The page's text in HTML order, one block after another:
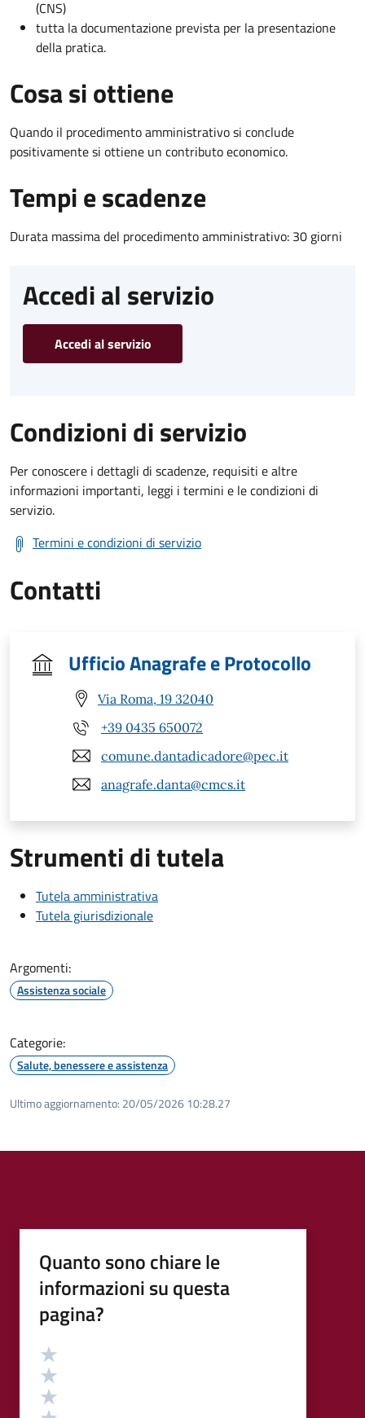
(CNS)
tutta la documentazione prevista per la presentazione
della pratica.
Cosa si ottiene
Quando il procedimento amministrativo si conclude
positivamente si ottiene un contributo economico.
Tempi e scadenze
Durata massima del procedimento amministrativo: 30 giorni
Accedi al servizio
Accedi al servizio
Condizioni di servizio
Per conoscere i dettagli di scadenze, requisiti e altre
informazioni importanti, leggi i termini e le condizioni di
servizio.
Termini e condizioni di servizio
Contatti
Ufficio Anagrafe e Protocollo
Via Roma, 19 32040
+39 0435 650072
comune.dantadicadore@pec.it
anagrafe.danta@cmcs.it
Strumenti di tutela
Tutela amministrativa
Tutela giurisdizionale
Argomenti:
Assistenza sociale
Categorie:
Salute, benessere e assistenza
Ultimo aggiornamento: 20/05/2026 10:28.27
Quanto sono chiare le
informazioni su questa
pagina?
Valutazione